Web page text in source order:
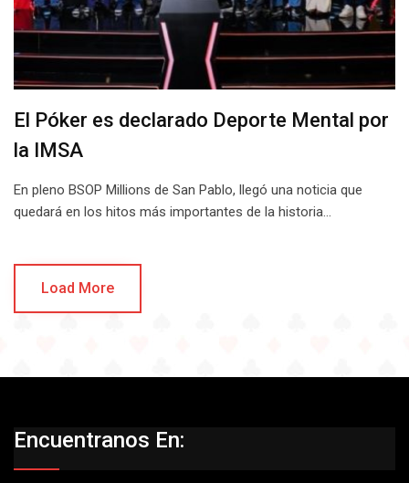
El Póker es declarado Deporte Mental por
la IMSA
En pleno BSOP Millions de San Pablo, llegó una noticia que
quedará en los hitos más importantes de la historia…
Load More
Encuentranos En: